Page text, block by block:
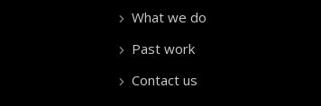
What we do
Past work
Contact us